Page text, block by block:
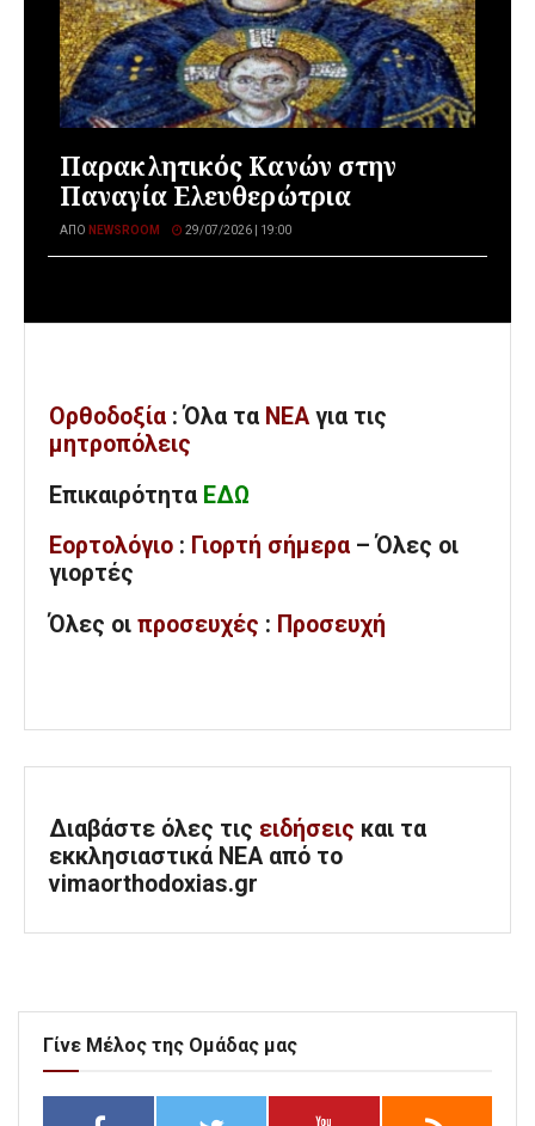
Παρακλητικός Κανών στην
Παναγία Ελευθερώτρια
ΑΠΌ NEWSROOM 29/07/2026 | 19:00
Ορθοδοξία : Όλα τα ΝΕΑ για τις
μητροπόλεις
Επικαιρότητα ΕΔΩ
Εορτολόγιο : Γιορτή σήμερα – Όλες οι
γιορτές
Όλες οι προσευχές : Προσευχή
Διαβάστε όλες τις ειδήσεις και τα
εκκλησιαστικά ΝΕΑ από το
vimaorthodoxias.gr
Γίνε Μέλος της Ομάδας μας